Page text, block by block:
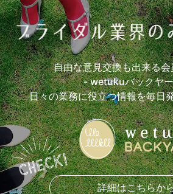
自由な意見交換も出来る
- wetukuバックヤ
日々の業務に役立つ情報を毎日
詳細はこちらか